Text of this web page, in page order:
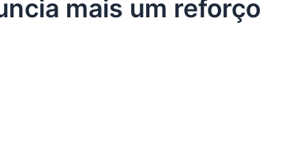
mais um reforço